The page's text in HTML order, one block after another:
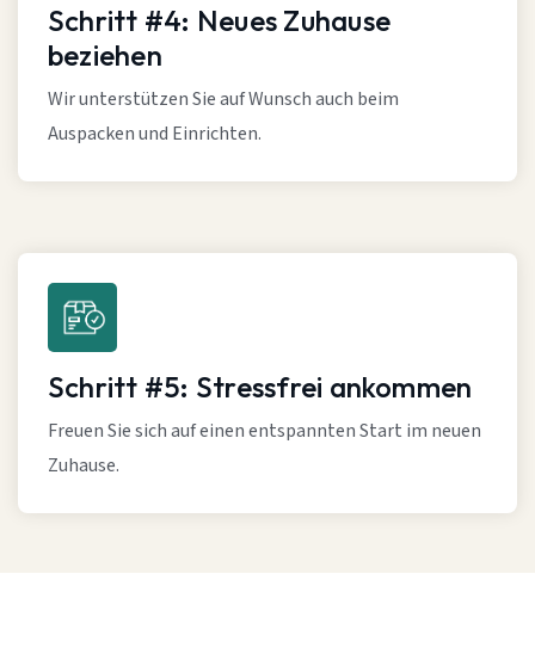
Schritt #4: Neues Zuhause
beziehen
Wir unterstützen Sie auf Wunsch auch beim
Auspacken und Einrichten.
Schritt #5: Stressfrei ankommen
Freuen Sie sich auf einen entspannten Start im neuen
Zuhause.